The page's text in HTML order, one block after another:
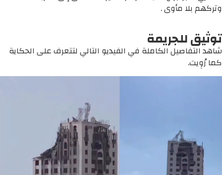
وتركهم بلا مأوى .
توثيق للجريمة
شاهد التفاصيل الكاملة في الفيديو التالي لتتعرف على الحكاية
كما رُوِيت.